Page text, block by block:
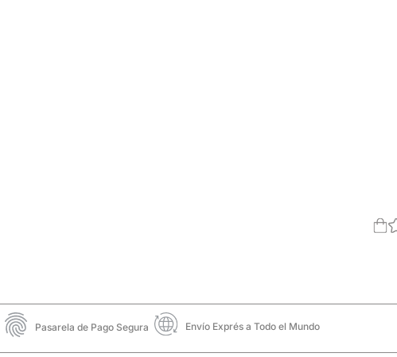
Pasarela de Pago Segura Envío Exprés a Todo el Mundo